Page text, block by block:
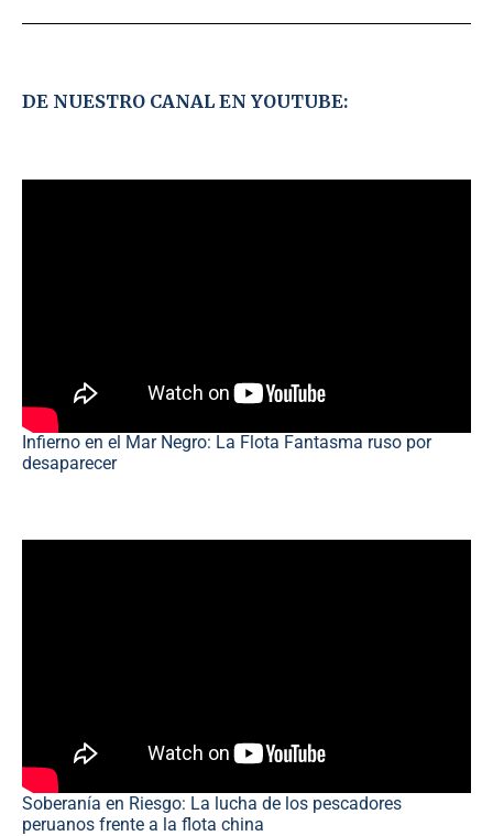
DE NUESTRO CANAL EN YOUTUBE:
Infierno en el Mar Negro: La Flota Fantasma ruso por
desaparecer
Soberanía en Riesgo: La lucha de los pescadores
peruanos frente a la flota china